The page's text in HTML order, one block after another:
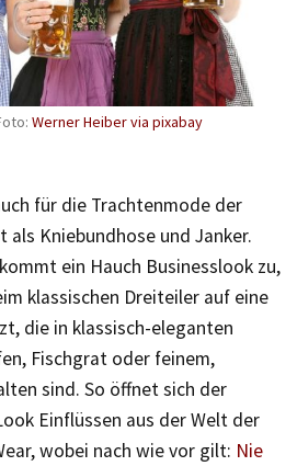
Werner Heiber via pixabay
für die Trachtenmode der
Kniebundhose und Janker.
ein Hauch Businesslook zu,
klassischen Dreiteiler auf eine
die in klassisch-eleganten
Fischgrat oder feinem,
sind. So öffnet sich der
Einflüssen aus der Welt der
wobei nach wie vor gilt: Nie